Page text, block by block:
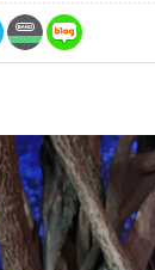
즐겨찾기
0